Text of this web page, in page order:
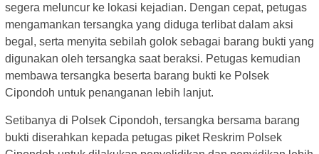
segera meluncur ke lokasi kejadian. Dengan cepat, petugas
mengamankan tersangka yang diduga terlibat dalam aksi
begal, serta menyita sebilah golok sebagai barang bukti yang
digunakan oleh tersangka saat beraksi. Petugas kemudian
membawa tersangka beserta barang bukti ke Polsek
Cipondoh untuk penanganan lebih lanjut.
Setibanya di Polsek Cipondoh, tersangka bersama barang
bukti diserahkan kepada petugas piket Reskrim Polsek